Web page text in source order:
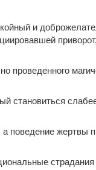
и
становиться
поведение жертвы